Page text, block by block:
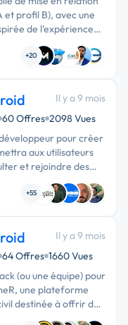
et profil B), avec une
de l’expérience
doit permettre à ch...
+20
Il y a 9 mois
60 Offres 2098 Vues
pour créer
aux utilisateurs
(paiement en li...
+55
Il y a 9 mois
64 Offres 1660 Vues
(ou une équipe) pour
une plateforme
destinée à offrir de
Uber, mais pour la